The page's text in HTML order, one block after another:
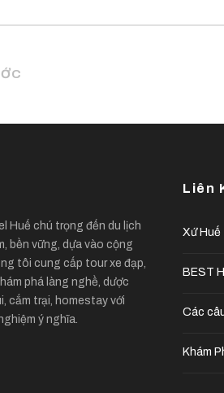
Huế chú trọng đến du lịch
bền vững, dựa vào cộng
tôi cung cấp tour xe đạp,
phá làng nghề, dược
cắm trại, homestay với
ý nghĩa.
Liên
Xứ Huế
BEST
Các
Khám